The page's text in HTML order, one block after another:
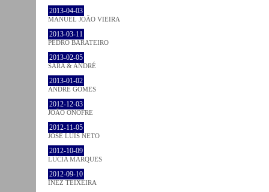
2013-04-03
MANUEL JOÃO VIEIRA
2013-03-11
PEDRO BARATEIRO
2013-02-05
SARA & ANDRÉ
2013-01-02
ANDRÉ GOMES
2012-12-03
JOÃO ONOFRE
2012-11-05
JOSÉ LUÍS NETO
2012-10-09
LÚCIA MARQUES
2012-09-10
INEZ TEIXEIRA